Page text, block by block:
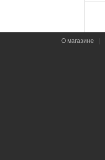
О магазине